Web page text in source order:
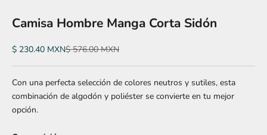
Camisa Hombre Manga Corta Sidón
Precio de oferta
$ 230.40 MXNPrecio normal
$ 576.00 MXN
Con una perfecta selección de colores neutros y sutiles, esta
combinación de algodón y poliéster se convierte en tu mejor
opción.